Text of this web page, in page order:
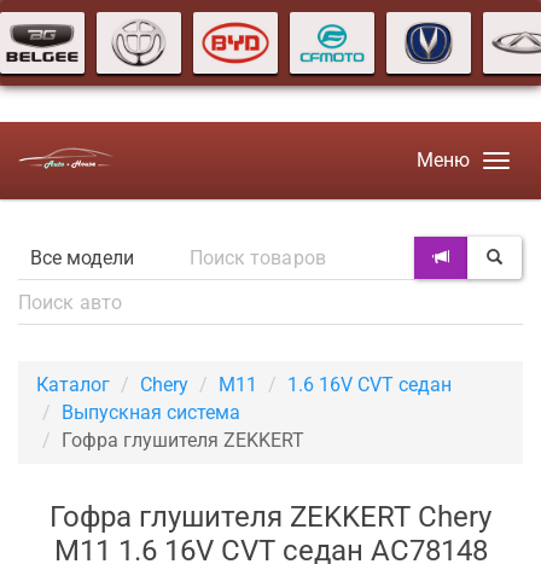
Меню
Каталог Chery M11
1.6 16V CVT седан
Выпускная система
Гофра глушителя ZEKKERT
Гофра глушителя ZEKKERT Chery
M11 1.6 16V CVT седан AC78148